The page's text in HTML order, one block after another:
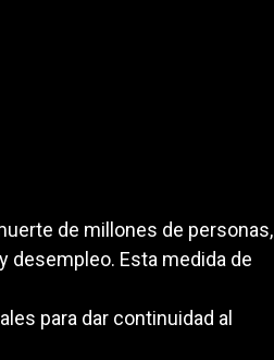
de millones de personas,
desempleo. Esta medida de
para dar continuidad al